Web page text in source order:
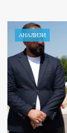
АНАЛИЗИ